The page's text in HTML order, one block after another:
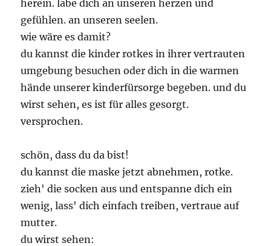
herein. labe dich an unseren herzen und
gefühlen. an unseren seelen.
wie wäre es damit?
du kannst die kinder rotkes in ihrer vertrauten
umgebung besuchen oder dich in die warmen
hände unserer kinderfürsorge begeben. und du
wirst sehen, es ist für alles gesorgt.
versprochen.
schön, dass du da bist!
du kannst die maske jetzt abnehmen, rotke.
zieh' die socken aus und entspanne dich ein
wenig, lass' dich einfach treiben, vertraue auf
mutter.
du wirst sehen: